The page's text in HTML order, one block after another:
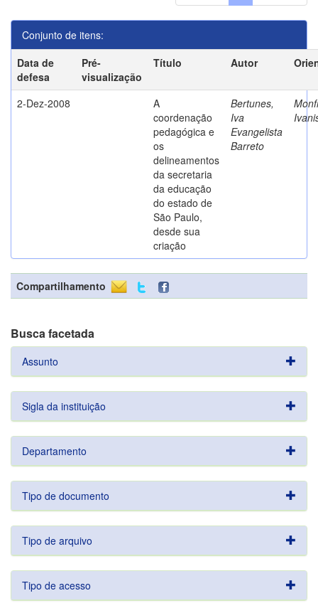
Conjunto de itens:
Data de
defesa
Pré-
visualização
Título Autor
2-Dez-2008
A
coordenação
pedagógica e
os
delineamentos
da secretaria
da educação
do estado de
São Paulo,
desde sua
criação
Bertunes,
Iva
Evangelista
Barreto
Compartilhamento
Busca facetada
Assunto
Sigla da instituição
Departamento
Tipo de documento
Tipo de arquivo
Tipo de acesso